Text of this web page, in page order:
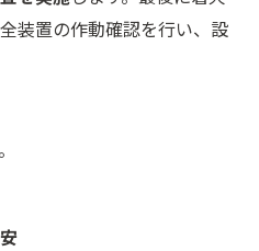
装置の作動確認を行い、設